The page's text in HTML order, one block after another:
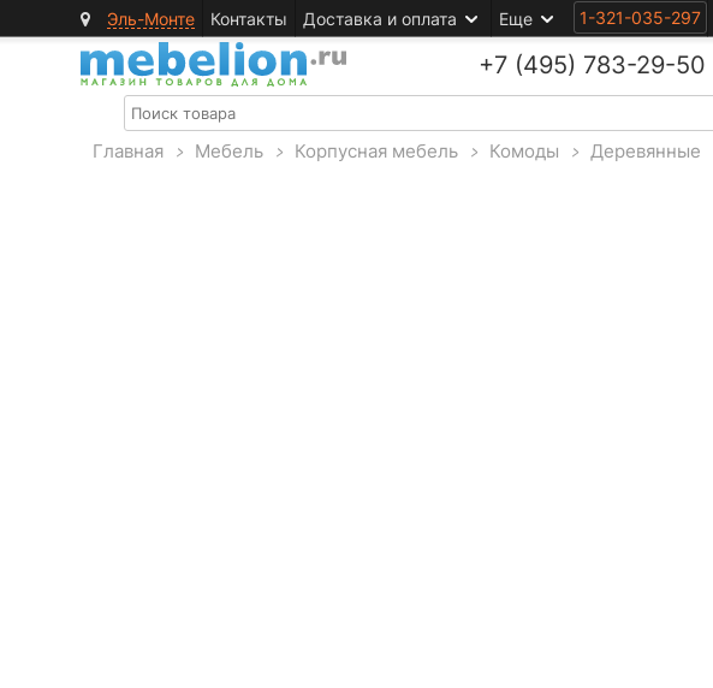
Эль-Монте Контакты Доставка и оплата Еще 1-321-035-297
+7 (495) 783-29-50
Главная > Мебель > Корпусная мебель > Комоды > Деревянные